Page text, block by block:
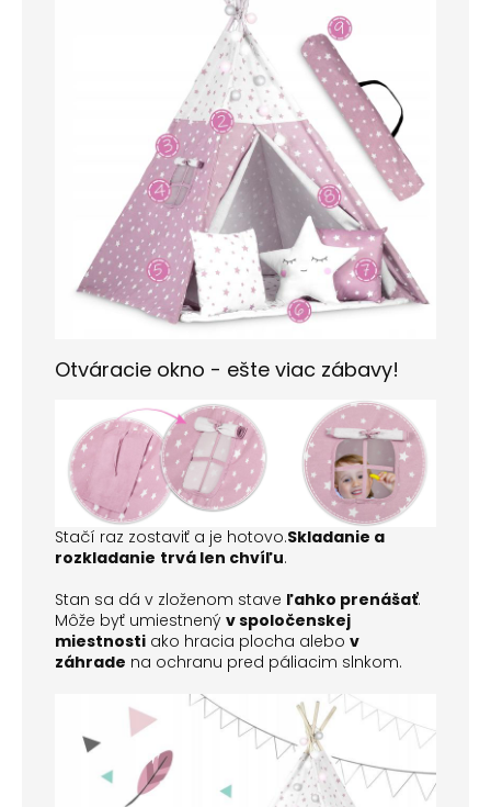
Otváracie okno - ešte viac zábavy!
Stačí raz zostaviť a je hotovo.Skladanie a
rozkladanie trvá len chvíľu.
Stan sa dá v zloženom stave ľahko prenášať.
Môže byť umiestnený v spoločenskej
miestnosti ako hracia plocha alebo v
záhrade na ochranu pred páliacim slnkom.